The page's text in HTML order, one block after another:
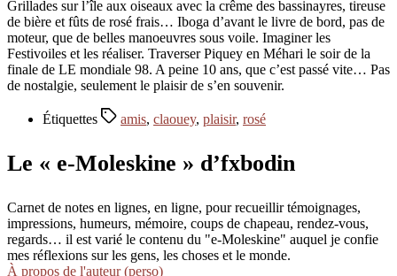
Grillades sur l’île aux oiseaux avec la crême des bassinayres, tireuse
de bière et fûts de rosé frais… Iboga d’avant le livre de bord, pas de
moteur, que de belles manoeuvres sous voile. Imaginer les
Festivoiles et les réaliser. Traverser Piquey en Méhari le soir de la
finale de LE mondiale 98. A peine 10 ans, que c’est passé vite… Pas
de nostalgie, seulement le plaisir de s’en souvenir.
Étiquettes amis, claouey, plaisir, rosé
Le « e-Moleskine » d’fxbodin
Carnet de notes en lignes, en ligne, pour recueillir témoignages,
impressions, humeurs, mémoire, coups de chapeau, rendez-vous,
regards… il est varié le contenu du "e-Moleskine" auquel je confie
mes réflexions sur les gens, les choses et le monde.
À propos de l'auteur (perso)